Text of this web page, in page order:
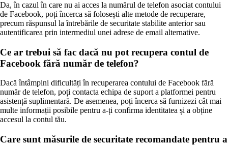
Da, în cazul în care nu ai acces la numărul de telefon asociat contului
de Facebook, poți încerca să folosești alte metode de recuperare,
precum răspunsul la întrebările de securitate stabilite anterior sau
autentificarea prin intermediul unei adrese de email alternative.
Ce ar trebui să fac dacă nu pot recupera contul de
Facebook fără număr de telefon?
Dacă întâmpini dificultăți în recuperarea contului de Facebook fără
număr de telefon, poți contacta echipa de suport a platformei pentru
asistență suplimentară. De asemenea, poți încerca să furnizezi cât mai
multe informații posibile pentru a-ți confirma identitatea și a obține
accesul la contul tău.
Care sunt măsurile de securitate recomandate pentru a